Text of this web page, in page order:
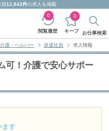
12,843件の求人を掲載
閲覧履歴
0
キープ
0
お仕事検索
介護・ヘルパー 派遣社員 求人情報
可！介護で安心サポー
ます